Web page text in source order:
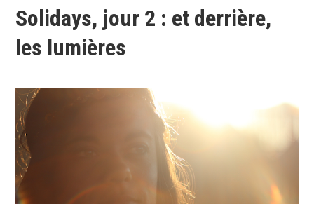
Solidays, jour 2 : et derrière,
les lumières